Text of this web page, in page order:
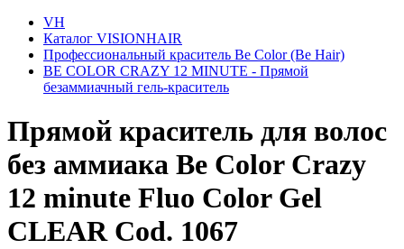
VH
Каталог VISIONHAIR
Профессиональный краситель Be Color (Be Hair)
BE COLOR CRAZY 12 MINUTE - Прямой
безаммиачный гель-краситель
Прямой краситель для волос
без аммиака Be Color Crazy
12 minute Fluo Color Gel
CLEAR Cod. 1067